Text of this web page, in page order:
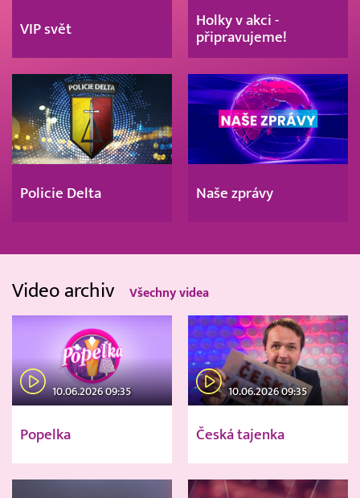
VIP svět
Holky v akci -
připravujeme!
Policie Delta Naše zprávy
Video archiv Všechny videa
10.06.2026 09:35
Popelka
10.06.2026 09:35
Česká tajenka